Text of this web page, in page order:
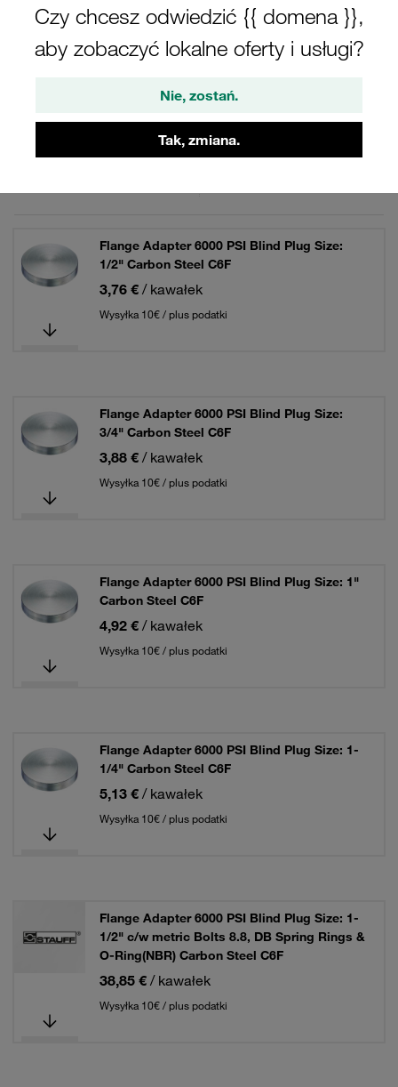
Czy chcesz odwiedzić {{ domena }},
aby zobaczyć lokalne oferty i usługi?
Nie, zostań.
Tak, zmiana.
Filtry / Sortowanie
22 Wyniki
Flange Adapter 6000 PSI Blind Plug Size:
1/2" Carbon Steel C6F
3,76 € / kawałek
Wysyłka 10€ / plus podatki
Flange Adapter 6000 PSI Blind Plug Size:
3/4" Carbon Steel C6F
3,88 € / kawałek
Wysyłka 10€ / plus podatki
Flange Adapter 6000 PSI Blind Plug Size: 1"
Carbon Steel C6F
4,92 € / kawałek
Wysyłka 10€ / plus podatki
Flange Adapter 6000 PSI Blind Plug Size: 1-
1/4" Carbon Steel C6F
5,13 € / kawałek
Wysyłka 10€ / plus podatki
Flange Adapter 6000 PSI Blind Plug Size: 1-
1/2" c/w metric Bolts 8.8, DB Spring Rings &
O-Ring(NBR) Carbon Steel C6F
38,85 € / kawałek
Wysyłka 10€ / plus podatki